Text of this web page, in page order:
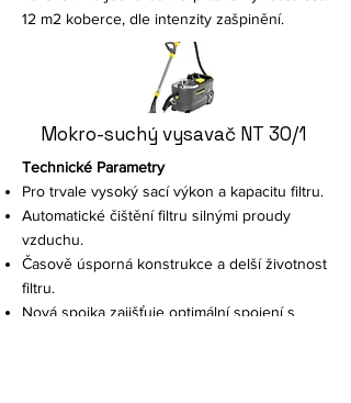
12 m2 koberce, dle intenzity zašpinění.
Mokro-suchý vysavač NT 30/1
Technické Parametry
Pro trvale vysoký sací výkon a kapacitu filtru.
Automatické čištění filtru silnými proudy
vzduchu.
Časově úsporná konstrukce a delší životnost
filtru.
Nová spojka zajišťuje optimální spojení s